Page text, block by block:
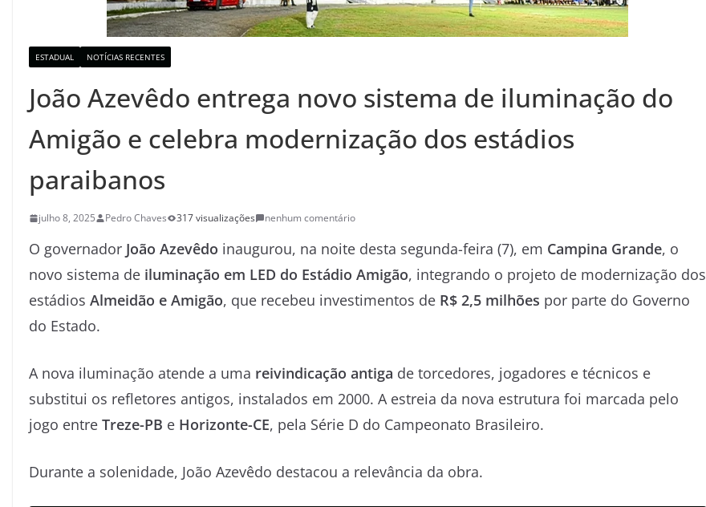
ESTADUAL NOTÍCIAS RECENTES
João Azevêdo entrega novo sistema de iluminação do
Amigão e celebra modernização dos estádios
paraibanos
julho 8, 2025 Pedro Chaves 317 visualizações nenhum comentário
O governador João Azevêdo inaugurou, na noite desta segunda-feira (7), em Campina Grande, o
novo sistema de iluminação em LED do Estádio Amigão, integrando o projeto de modernização dos
estádios Almeidão e Amigão, que recebeu investimentos de R$ 2,5 milhões por parte do Governo
do Estado.
A nova iluminação atende a uma reivindicação antiga de torcedores, jogadores e técnicos e
substitui os refletores antigos, instalados em 2000. A estreia da nova estrutura foi marcada pelo
jogo entre Treze-PB e Horizonte-CE, pela Série D do Campeonato Brasileiro.
Durante a solenidade, João Azevêdo destacou a relevância da obra.